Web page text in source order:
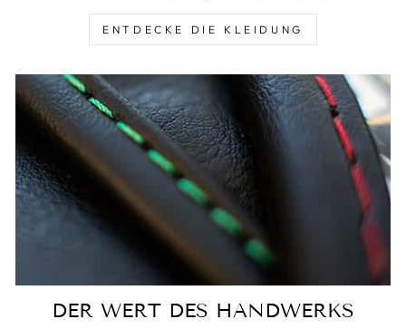
ENTDECKE DIE KLEIDUNG
DER WERT DES HANDWERKS